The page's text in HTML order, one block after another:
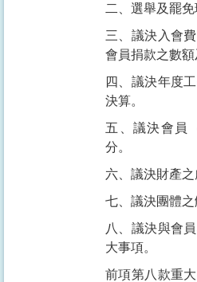
二、選舉及罷免
三、議決入會
會員捐款之數額
四、議決年度
決算。
五、議決會員
分。
六、議決財產之
七、議決團體之
八、議決與會
大事項。
前項第八款重